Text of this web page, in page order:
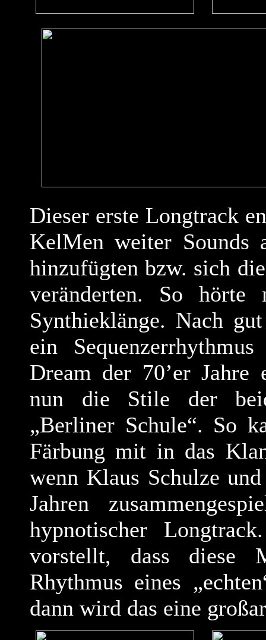
Dieser erste Longtrack
KelMen weiter Sounds
hinzufügten bzw. sich
veränderten. So hörte
Synthieklänge. Nach
ein
Dream der 70’er Jahre
nun die Stile der
„Berliner Schule“. So
Färbung mit in das
wenn Klaus Schulze
Jahren
hypnotischer
vorstellt, dass diese
Rhythmus eines
dann wird das eine